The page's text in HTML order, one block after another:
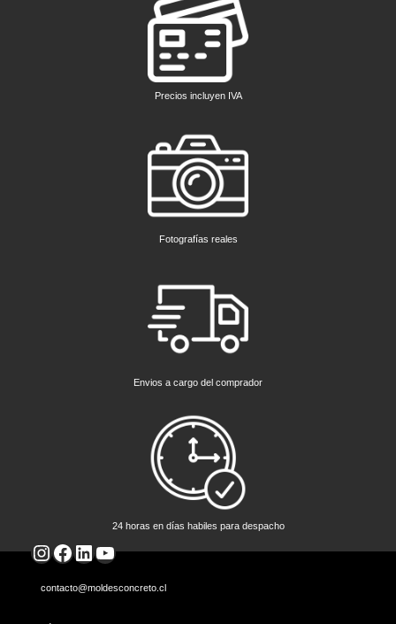
Precios incluyen IVA
Fotografías reales
Envios a cargo del comprador
24 horas en días habiles para despacho
Instagram
Facebook
LinkedIn
YouTube
contacto@moldesconcreto.cl